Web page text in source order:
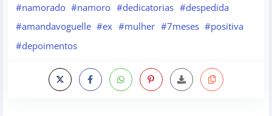
#namorado #namoro #dedicatorias #despedida
#amandavoguelle #ex #mulher #7meses #positiva
#depoimentos